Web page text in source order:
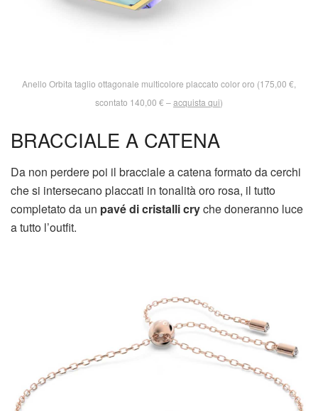
Anello Orbita taglio ottagonale multicolore placcato color oro (175,00 €,
scontato 140,00 € –acquista qui)
BRACCIALE A CATENA
Da non perdere poi il bracciale a catena formato da cerchi
che si intersecano placcati in tonalità oro rosa, il tutto
completato da un pavé di cristalli cryche doneranno luce
a tutto l’outfit.